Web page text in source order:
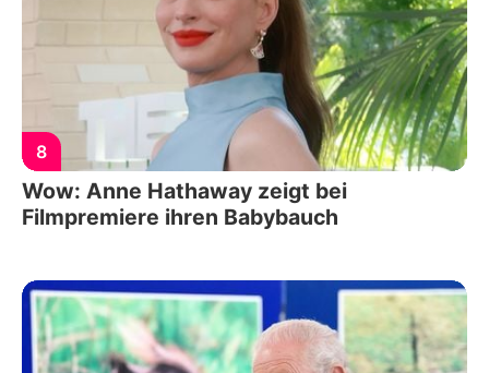
8
Wow: Anne Hathaway zeigt bei
Filmpremiere ihren Babybauch